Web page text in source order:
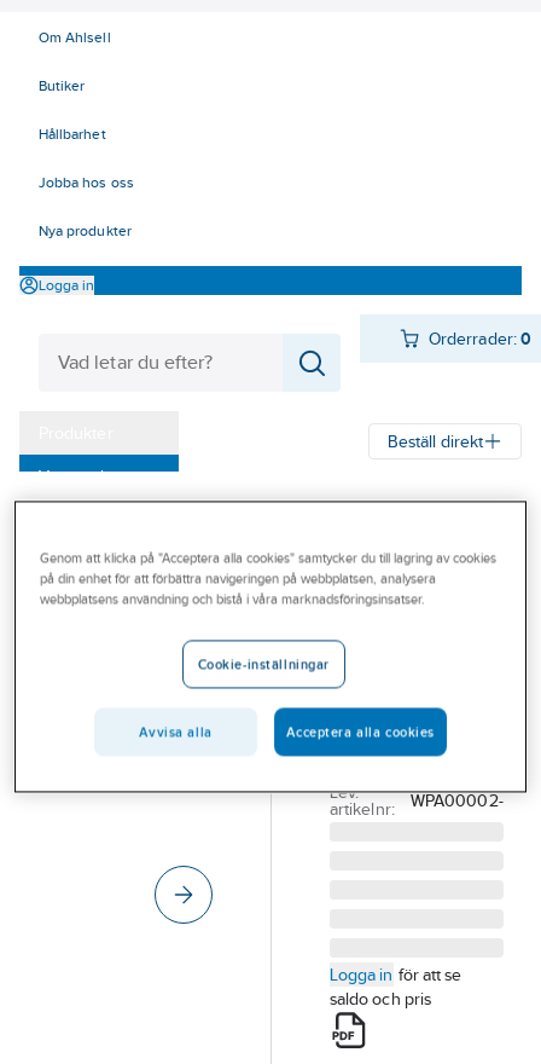
Om Ahlsell
Butiker
Hållbarhet
Jobba hos oss
Nya produkter
Logga in
Orderrader:0
Varumärken
Outlet
Branscher
Beställ direkt
KASK
TILLBEHÖR KASK
SVETTBAND TILL
SUPERPLASMA
Lev.
artikelnr:
WPA00002-
Logga in för att se
saldo och pris
Genom att klicka på "Acceptera alla cookies" samtycker du till lagring av cookies
på din enhet för att förbättra navigeringen på webbplatsen, analysera
webbplatsens användning och bistå i våra marknadsföringsinsatser.
Cookie-inställningar
Avvisa alla Acceptera alla cookies